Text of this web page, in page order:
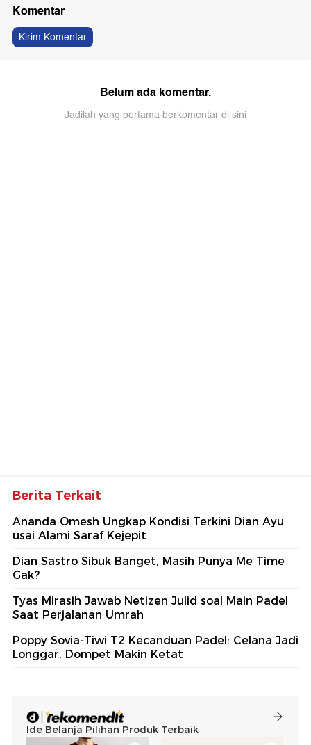
Komentar
Kirim Komentar
Belum ada komentar.
Jadilah yang pertama berkomentar di sini
Berita Terkait
Ananda Omesh Ungkap Kondisi Terkini Dian Ayu
usai Alami Saraf Kejepit
Dian Sastro Sibuk Banget, Masih Punya Me Time
Gak?
Tyas Mirasih Jawab Netizen Julid soal Main Padel
Saat Perjalanan Umrah
Poppy Sovia-Tiwi T2 Kecanduan Padel: Celana Jadi
Longgar, Dompet Makin Ketat